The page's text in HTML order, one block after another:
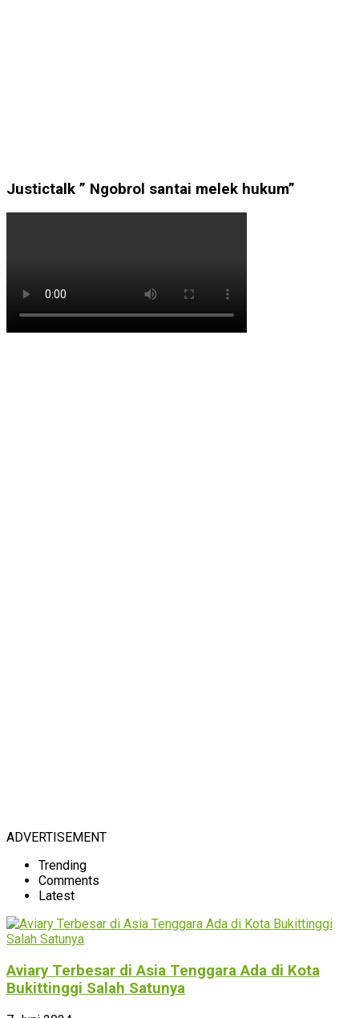
Justictalk ” Ngobrol santai melek hukum”
ADVERTISEMENT
Trending
Comments
Latest
Aviary Terbesar di Asia Tenggara Ada di Kota
Bukittinggi Salah Satunya